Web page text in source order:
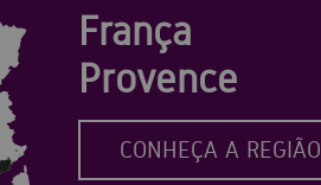
França
Provence
CONHEÇA A REGIÃO